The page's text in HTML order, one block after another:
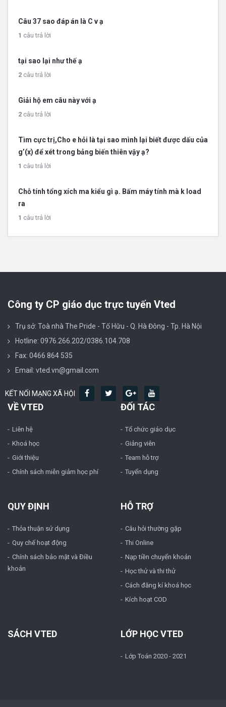
Câu 37 sao đáp án là C v ạ
1 câu trả lời
tại sao lại như thế ạ
2 câu trả lời
Giải hộ em câu này với ạ
2 câu trả lời
Tìm cực trị,Cho e hỏi là tại sao mình lại biết được dấu của
g’(x) để xét trong bảng biến thiên vậy ạ?
1 câu trả lời
Chỗ tính tổng xích ma kiểu gì ạ. Bấm máy tính mà k load
ra
1 câu trả lời
Công ty CP giáo dục trực tuyến Vted
Trụ sở: Toà nhà The Pride - Tố Hữu - Q. Hà Đông - Tp. Hà Nội
Hotline: 0976.266.202/0386.104.708
Fax: 0466 864 535
Email: vted.vn@gmail.com
KẾT NỐI MẠNG XÃ HỘI
VỀ VTED
Liên hệ
Khoá học
Giới thiệu
Chính sách miễn giảm học phí
ĐỐI TÁC
Tổ chức giáo dục
Giảng viên
Team hỗ trợ
Tuyển dụng
QUY ĐỊNH
Thỏa thuận sử dụng
Quy chế hoạt động
Chính sách bảo mật và Điều
khoản
HỖ TRỢ
Câu hỏi thường gặp
Thi Online
Nạp tiền chuyển khoản
Học thử và thi thử
Cách đăng kí khoá học
Kích hoạt COD
SÁCH VTED LỚP HỌC VTED
Lớp Toán 2020 - 2021